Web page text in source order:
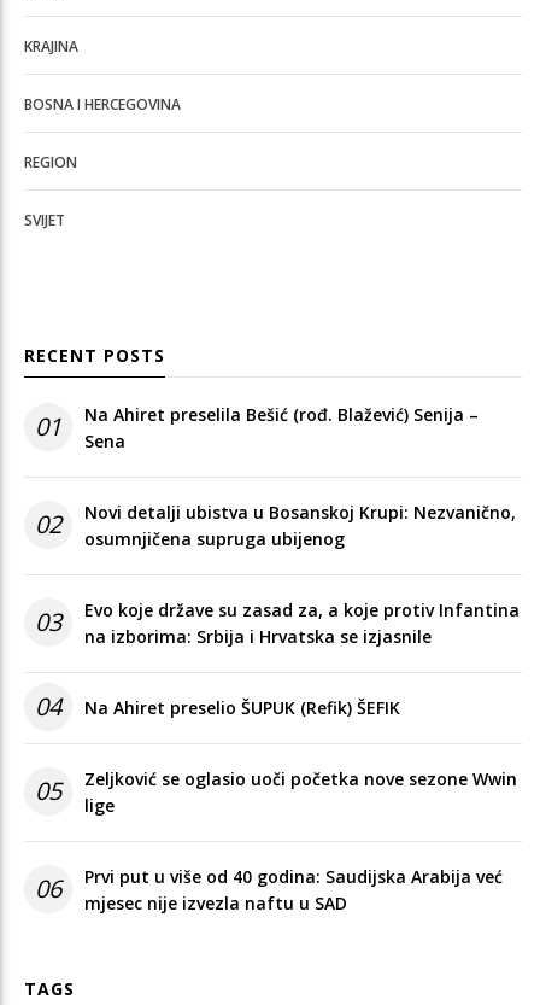
KRAJINA
BOSNA I HERCEGOVINA
REGION
SVIJET
RECENT POSTS
01
Na Ahiret preselila Bešić (rođ. Blažević) Senija –
Sena
02
Novi detalji ubistva u Bosanskoj Krupi: Nezvanično,
osumnjičena supruga ubijenog
03
Evo koje države su zasad za, a koje protiv Infantina
na izborima: Srbija i Hrvatska se izjasnile
04 Na Ahiret preselio ŠUPUK (Refik) ŠEFIK
05
Zeljković se oglasio uoči početka nove sezone Wwin
lige
06
Prvi put u više od 40 godina: Saudijska Arabija već
mjesec nije izvezla naftu u SAD
TAGS